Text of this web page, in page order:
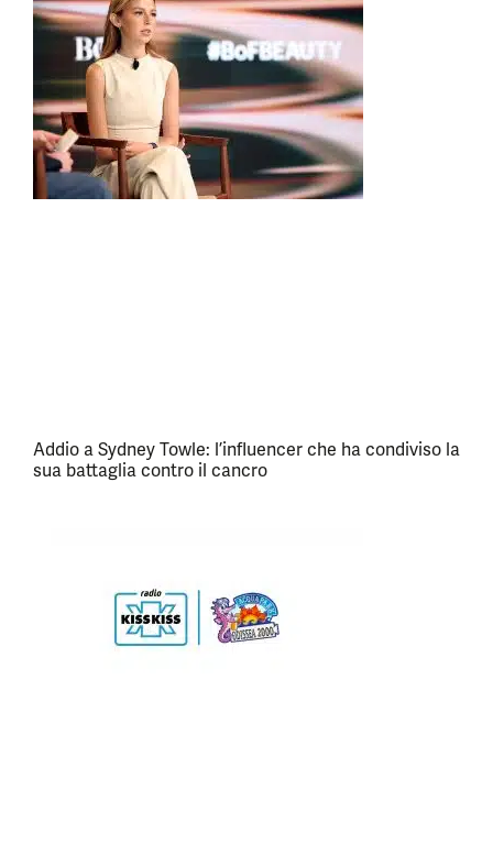
Addio a Sydney Towle: l’influencer che ha condiviso la
sua battaglia contro il cancro